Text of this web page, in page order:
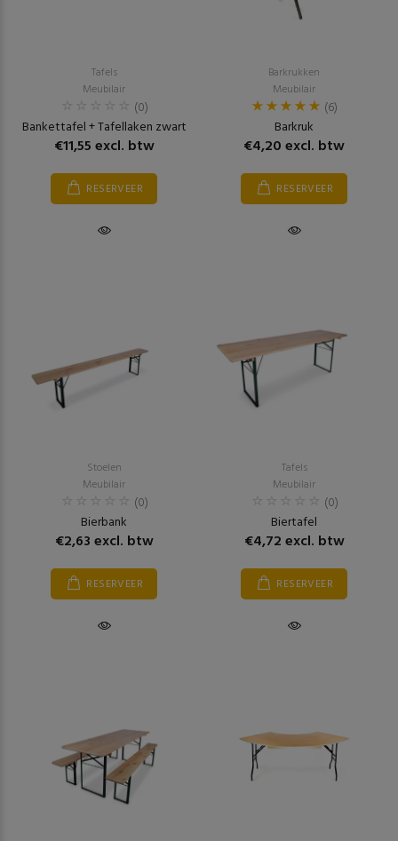
Tafels
Meubilair
(0)
Bankettafel + Tafellaken zwart
€11,55 excl. btw
RESERVEER
Barkrukken
Meubilair
(6)
Barkruk
€4,20 excl. btw
RESERVEER
Stoelen
Meubilair
(0)
Bierbank
€2,63 excl. btw
RESERVEER
Tafels
Meubilair
(0)
Biertafel
€4,72 excl. btw
RESERVEER